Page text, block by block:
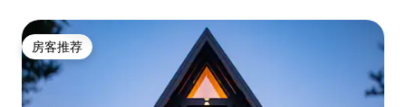
房客推荐
房客推荐